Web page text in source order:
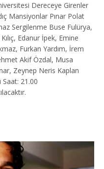
Dereceye Girenler
Mansiyonlar Pınar Polat
Sergilenme Buse Fulürya,
Edanur İpek, Emine
Furkan Yardım, İrem
Akif Özdal, Musa
Zeynep Neris Kaplan
21.00